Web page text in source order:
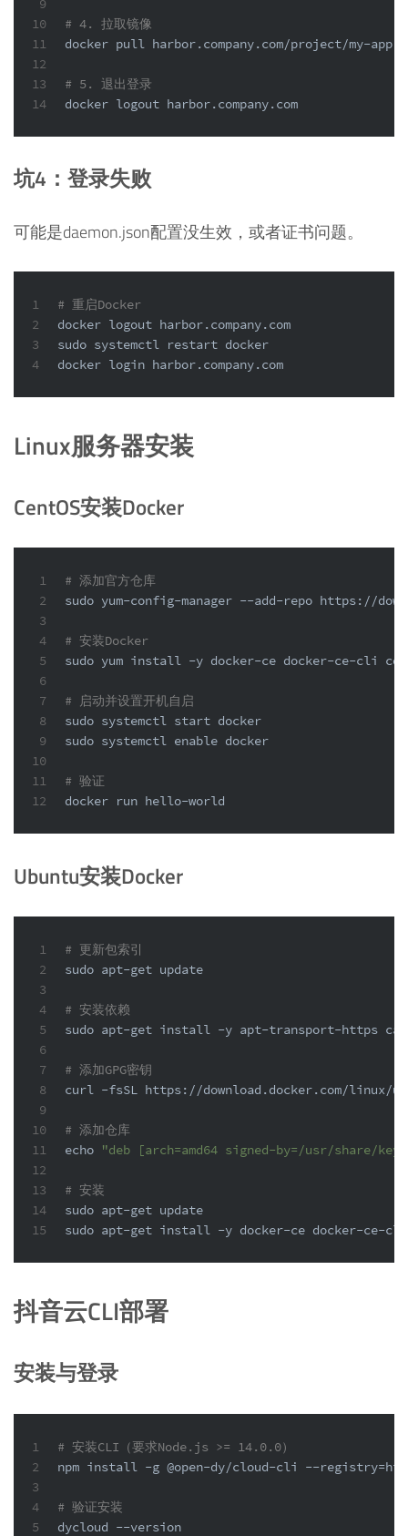
9
10
11
12
13
14
# 4. 拉取镜像
docker pull harbor.company.com/project/my-
# 5. 退出登录
docker logout harbor.company.com
坑4：登录失败
可能是daemon.json配置没生效，或者证书问题。
1
2
3
4
# 重启Docker
docker logout harbor.company.com
sudo systemctl restart docker
docker login harbor.company.com
Linux服务器安装
CentOS安装Docker
1
2
3
4
5
6
7
8
9
10
11
12
# 添加官方仓库
sudo yum-config-manager --add-repo https://
# 安装Docker
sudo yum install -y docker-ce docker-ce-cli
# 启动并设置开机自启
sudo systemctl start docker
sudo systemctl enable docker
# 验证
docker run hello-world
Ubuntu安装Docker
1
2
3
4
5
6
7
8
9
10
11
12
13
14
15
# 更新包索引
sudo apt-get update
# 安装依赖
sudo apt-get install -y apt-transport-https
# 添加GPG密钥
curl -fsSL https://download.docker.com/linux/
# 添加仓库
echo "deb [arch=amd64 signed-by=/usr/share/
# 安装
sudo apt-get update
sudo apt-get install -y docker-ce docker-ce-
抖音云CLI部署
安装与登录
1
2
3
4
5
# 安装CLI（要求Node.js >= 14.0.0）
npm install -g @open-dy/cloud-cli --
# 验证安装
dycloud --version